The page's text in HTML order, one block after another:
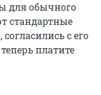
для обычного
стандартные
с его
платите